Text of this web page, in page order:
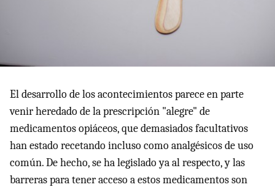
El desarrollo de los acontecimientos parece en parte
venir heredado de la prescripción "alegre" de
medicamentos opiáceos, que demasiados facultativos
han estado recetando incluso como analgésicos de uso
común. De hecho, se ha legislado ya al respecto, y las
barreras para tener acceso a estos medicamentos son